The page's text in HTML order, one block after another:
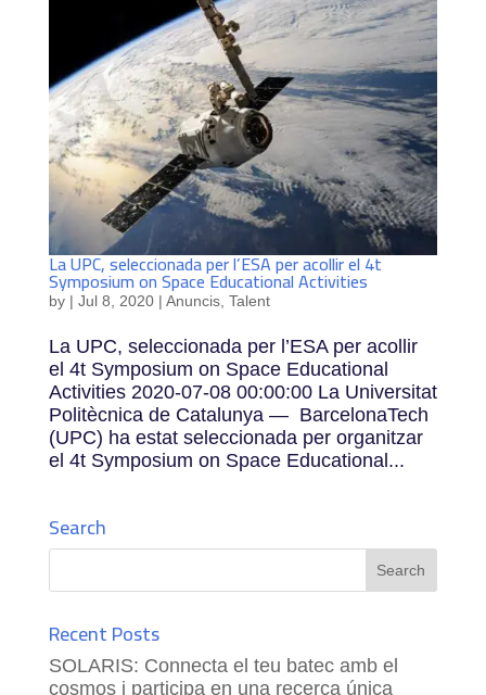
La UPC, seleccionada per l’ESA per acollir el 4t
Symposium on Space Educational Activities
by | Jul 8, 2020| Anuncis, Talent
La UPC, seleccionada per l’ESA per acollir
el 4t Symposium on Space Educational
Activities 2020-07-08 00:00:00 La Universitat
Politècnica de Catalunya — BarcelonaTech
(UPC) ha estat seleccionada per organitzar
el 4t Symposium on Space Educational...
Search
Recent Posts
SOLARIS: Connecta el teu batec amb el
cosmos i participa en una recerca única